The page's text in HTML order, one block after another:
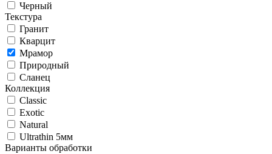
Черный
Текстура
Гранит
Кварцит
Мрамор
Природный
Сланец
Коллекция
Classic
Exotic
Natural
Ultrathin 5мм
Варианты обработки